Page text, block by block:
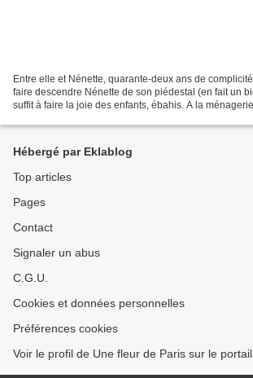
Entre elle et Nénette, quarante-deux ans de
faire descendre Nénette de son piédestal (en fait un
suffit à faire la joie des enfants, ébahis. A la
Hébergé par Eklablog
Top articles
Pages
Contact
Signaler un abus
C.G.U.
Cookies et données personnelles
Préférences cookies
Voir le profil de Une fleur de Paris sur le